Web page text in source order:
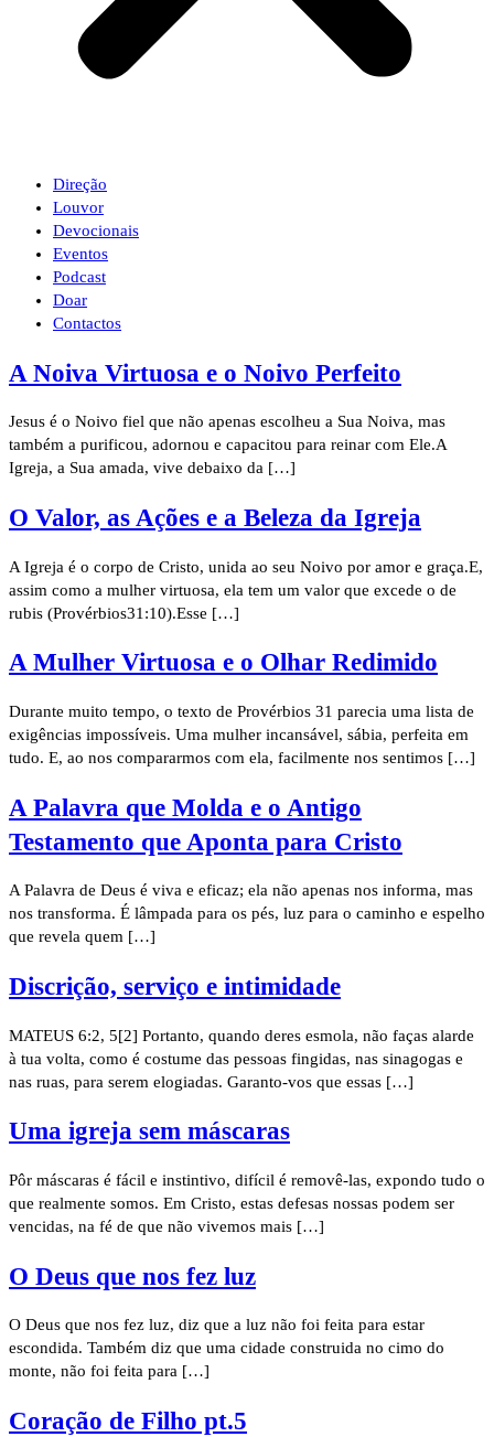
Direção
Louvor
Devocionais
Eventos
Podcast
Doar
Contactos
A Noiva Virtuosa e o Noivo Perfeito
Jesus é o Noivo fiel que não apenas escolheu a Sua Noiva, mas
também a purificou, adornou e capacitou para reinar com Ele.A
Igreja, a Sua amada, vive debaixo da […]
O Valor, as Ações e a Beleza da Igreja
A Igreja é o corpo de Cristo, unida ao seu Noivo por amor e graça.E,
assim como a mulher virtuosa, ela tem um valor que excede o de
rubis (Provérbios31:10).Esse […]
A Mulher Virtuosa e o Olhar Redimido
Durante muito tempo, o texto de Provérbios 31 parecia uma lista de
exigências impossíveis. Uma mulher incansável, sábia, perfeita em
tudo. E, ao nos compararmos com ela, facilmente nos sentimos […]
A Palavra que Molda e o Antigo
Testamento que Aponta para Cristo
A Palavra de Deus é viva e eficaz; ela não apenas nos informa, mas
nos transforma. É lâmpada para os pés, luz para o caminho e espelho
que revela quem […]
Discrição, serviço e intimidade
MATEUS 6:2, 5[2] Portanto, quando deres esmola, não faças alarde
à tua volta, como é costume das pessoas fingidas, nas sinagogas e
nas ruas, para serem elogiadas. Garanto-vos que essas […]
Uma igreja sem máscaras
Pôr máscaras é fácil e instintivo, difícil é removê-las, expondo tudo o
que realmente somos. Em Cristo, estas defesas nossas podem ser
vencidas, na fé de que não vivemos mais […]
O Deus que nos fez luz
O Deus que nos fez luz, diz que a luz não foi feita para estar
escondida. Também diz que uma cidade construida no cimo do
monte, não foi feita para […]
Coração de Filho pt.5